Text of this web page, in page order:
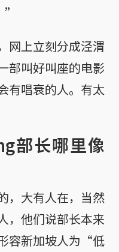
网上立刻分成泾渭
部叫好叫座的电影
有唱衰的人。有太
部长哪里像
，大有人在，当然
，他们说部长本来
容新加坡人为“低